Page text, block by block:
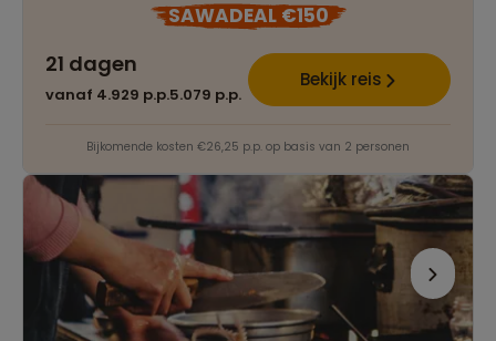
SAWADEAL €150
21 dagen
vanaf 4.929 p.p.5.079 p.p.
Bekijk reis
Bijkomende kosten €26,25 p.p. op basis van 2 personen